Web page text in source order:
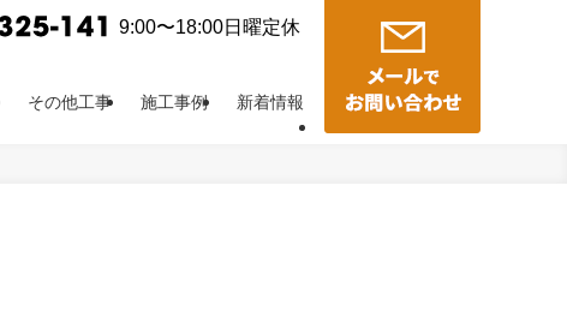
9:00〜18:00日曜定休
その他工事 施工事例 新着情報